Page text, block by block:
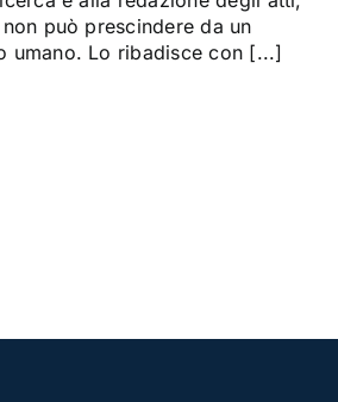
può prescindere da un
umano. Lo ribadisce con [...]